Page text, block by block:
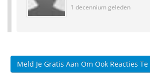
1 decennium geleden
Meld Je Gratis Aan Om Ook Reacties